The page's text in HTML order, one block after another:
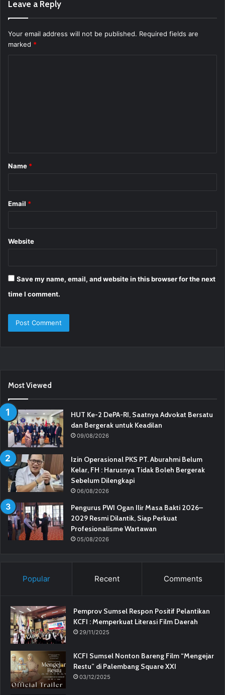
Leave a Reply
Your email address will not be published. Required fields are
marked *
*
Name *
Email *
Website
Save my name, email, and website in this browser for the next
time I comment.
Most Viewed
HUT Ke-2 DePA-RI, Saatnya Advokat Bersatu
dan Bergerak untuk Keadilan
09/08/2026
Izin Operasional PKS PT. Aburahmi Belum
Kelar, FH : Harusnya Tidak Boleh Bergerak
Sebelum Dilengkapi
06/08/2026
Pengurus PWI Ogan Ilir Masa Bakti 2026–
2029 Resmi Dilantik, Siap Perkuat
Profesionalisme Wartawan
05/08/2026
Popular Recent Comments
Pemprov Sumsel Respon Positif Pelantikan
KCFI : Memperkuat Literasi Film Daerah
29/11/2025
KCFI Sumsel Nonton Bareng Film “Mengejar
Restu” di Palembang Square XXI
03/12/2025